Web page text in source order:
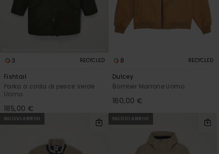
3 RECYCLED
Fishtail
Parka a coda di pesce Verde
Uomo
185,00 €
8 RECYCLED
Dulcey
Bomber Marrone Uomo
160,00 €
NUOVI ARRIVI NUOVI ARRIVI